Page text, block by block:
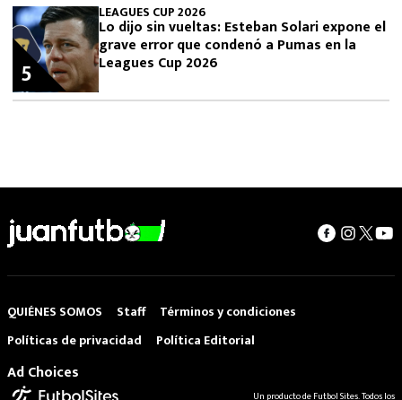
LEAGUES CUP 2026
Lo dijo sin vueltas: Esteban Solari expone el
grave error que condenó a Pumas en la
Leagues Cup 2026
5
QUIÉNES SOMOS Staff
Términos y condiciones
Políticas de privacidad
Política Editorial
Ad Choices
Un producto de Futbol Sites. Todos los